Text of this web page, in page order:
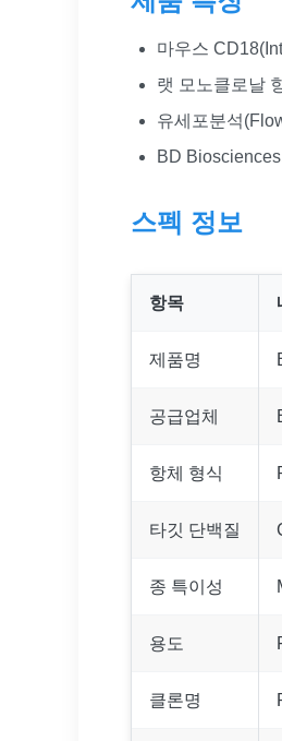
마우스
랫 모노클로날
유세포분석
BD
스펙 정보
항목
제품명
공급업체
항체 형식
타깃 단백질
종 특이성
용도
클론명